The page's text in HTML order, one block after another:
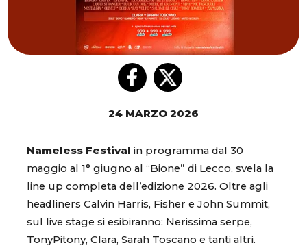
24 MARZO 2026
Nameless Festival in programma dal 30
maggio al 1° giugno al “Bione” di Lecco, svela la
line up completa dell’edizione 2026. Oltre agli
headliners Calvin Harris, Fisher e John Summit,
sul live stage si esibiranno: Nerissima serpe,
TonyPitony, Clara, Sarah Toscano e tanti altri.